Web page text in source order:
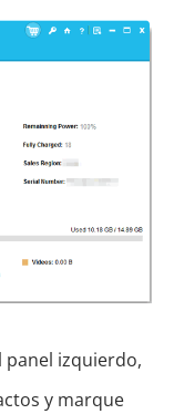
panel izquierdo,
y marque